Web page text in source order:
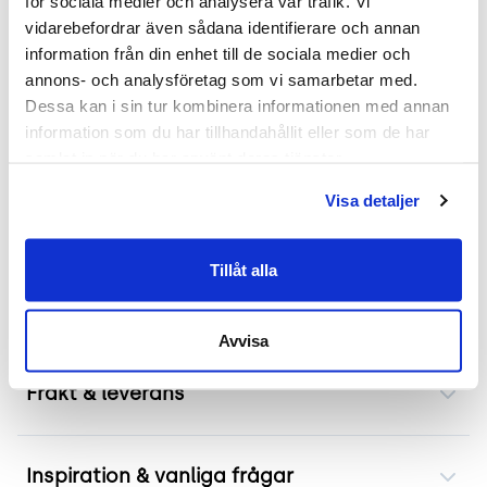
vidarebefordrar även sådana identifierare och annan
information från din enhet till de sociala medier och
annons- och analysföretag som vi samarbetar med.
Dessa kan i sin tur kombinera informationen med annan
information som du har tillhandahållit eller som de har
Visa detaljer
Tillåt alla
Avvisa
2 års garanti
Mer om Campus
Begagnad konferensstol från Lammhults modell
Campus är idealisk för konferensrum och
sits och rygg i blått tyg som bidrar till en behaglig
föreläsningar. Dess nätta form gör det lätt att
arrangera flera konferensstolar runt ett bord utan
att ta upp för mycket plats.
Frakt & leverans
Inspiration & vanliga frågar